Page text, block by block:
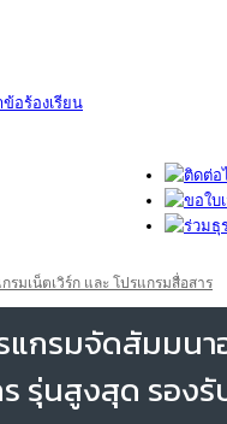
อร้องเรียน
รมเน็ตเวิร์ก และ โปรแกรมสื่อสาร
แกรมจัดสัมมน
รุ่นสูงสุด รอง